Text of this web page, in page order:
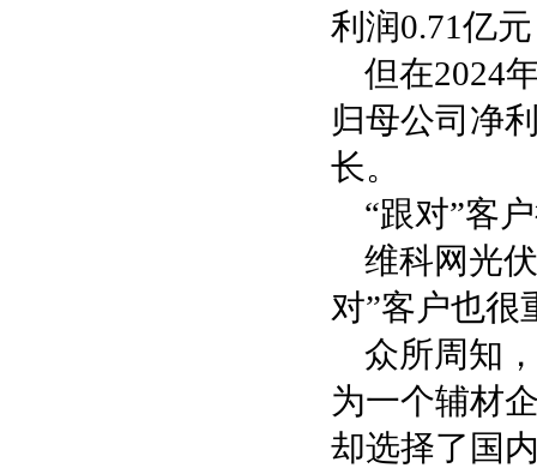
利润0.71亿
但在2024
归母公司净
长。
“跟对”客
维科网光
对”客户也很
众所周知
为一个辅材
却选择了国